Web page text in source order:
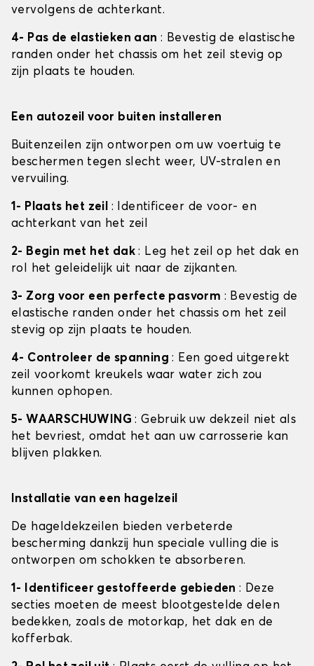
vervolgens de achterkant.
4- Pas de elastieken aan : Bevestig de elastische
randen onder het chassis om het zeil stevig op
zijn plaats te houden.
Een autozeil voor buiten installeren
Buitenzeilen zijn ontworpen om uw voertuig te
beschermen tegen slecht weer, UV-stralen en
vervuiling.
1- Plaats het zeil : Identificeer de voor- en
achterkant van het zeil
2- Begin met het dak: Leg het zeil op het dak en
rol het geleidelijk uit naar de zijkanten.
3- Zorg voor een perfecte pasvorm : Bevestig de
elastische randen onder het chassis om het zeil
stevig op zijn plaats te houden.
4- Controleer de spanning: Een goed uitgerekt
zeil voorkomt kreukels waar water zich zou
kunnen ophopen.
5- WAARSCHUWING: Gebruik uw dekzeil niet als
het bevriest, omdat het aan uw carrosserie kan
blijven plakken.
Installatie van een hagelzeil
De hageldekzeilen bieden verbeterde
bescherming dankzij hun speciale vulling die is
ontworpen om schokken te absorberen.
1- Identificeer gestoffeerde gebieden: Deze
secties moeten de meest blootgestelde delen
bedekken, zoals de motorkap, het dak en de
kofferbak.